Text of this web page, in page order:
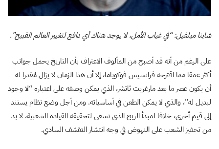
شاينا ميلفيل: “في غياب الأمل، لا يوجد هناك أي دافع لتغيير العالم القبيح”.
على الرغم من أنه قد أصبح من المألوف الاعتراف بأن التاريخ يحمل جوانب
أكثر عمقا مما اقترحه فرانسيس فوكوياما، إلا أن هذا الزمان لا يزال مُقدرا له
أن يكون عصر ما بعد مارغريت ثاتشر، الذي يمكن وصفه على اعتباره “لا وجود
لبديل له”، والذي لا يمكن الطعن في أساسياته. ومن أجل وضع نظام يستند
إلى قيم أخرى، خلافا لمبدأ الربح الذي تسعى لتحقيقه القيادة الشعبية، لا بد
من تحفيز الشعب على النهوض في وجه انتشار التقشف السادي.